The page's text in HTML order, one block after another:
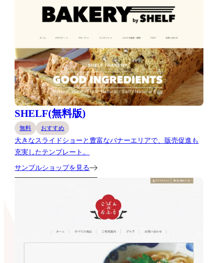
SHELF(無料版)
無料 おすすめ
大きなスライドショーと豊富なバナーエリアで、販売促進も
充実したテンプレート。
サンプルショップを見る